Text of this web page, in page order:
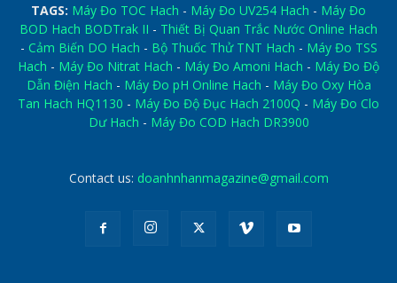
TAGS: Máy Đo TOC Hach - Máy Đo UV254 Hach - Máy Đo
BOD Hach BODTrak II - Thiết Bị Quan Trắc Nước Online Hach
- Cảm Biến DO Hach - Bộ Thuốc Thử TNT Hach - Máy Đo TSS
Hach - Máy Đo Nitrat Hach - Máy Đo Amoni Hach - Máy Đo Độ
Dẫn Điện Hach - Máy Đo pH Online Hach - Máy Đo Oxy Hòa
Tan Hach HQ1130 - Máy Đo Độ Đục Hach 2100Q - Máy Đo Clo
Dư Hach - Máy Đo COD Hach DR3900
Contact us: doanhnhanmagazine@gmail.com